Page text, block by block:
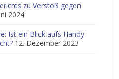
zu Verstoß gegen
2024
Ist ein Blick aufs Handy
12. Dezember 2023